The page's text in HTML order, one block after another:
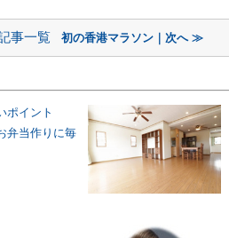
事一覧 初の香港マラソン｜次へ ≫
ポイント
弁当作りに毎